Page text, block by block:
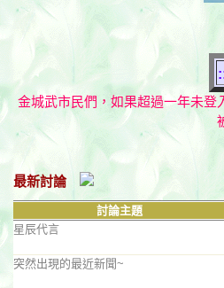
金城武市民們，如果超過一年未
最新討論
討論主題
星辰代言
突然出現的最近新聞~